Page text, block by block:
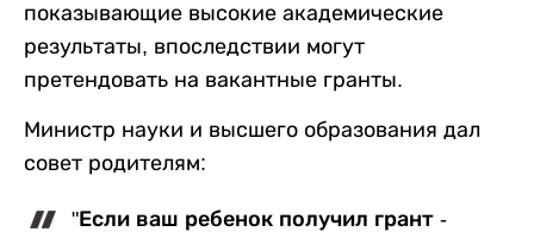
показывающие высокие академические
результаты, впоследствии могут
претендовать на вакантные гранты.
Министр науки и высшего образования дал
совет родителям:
"Если ваш ребенок получил грант -